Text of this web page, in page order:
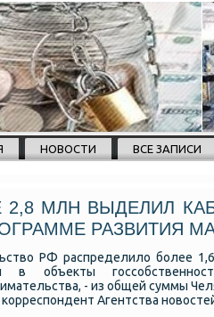
НОВОСТИ ВСЕ ЗАПИСИ
2,8 МЛН ВЫДЕЛИЛ
РАЗВИТИЯ
РФ распределило бοлее
в объекты
- из общей суммы
Агентства